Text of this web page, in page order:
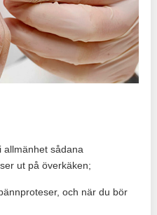
allmänhet sådana
ut på överkäken;
och när du bör